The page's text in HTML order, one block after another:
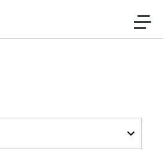
al contenido
TV Usach